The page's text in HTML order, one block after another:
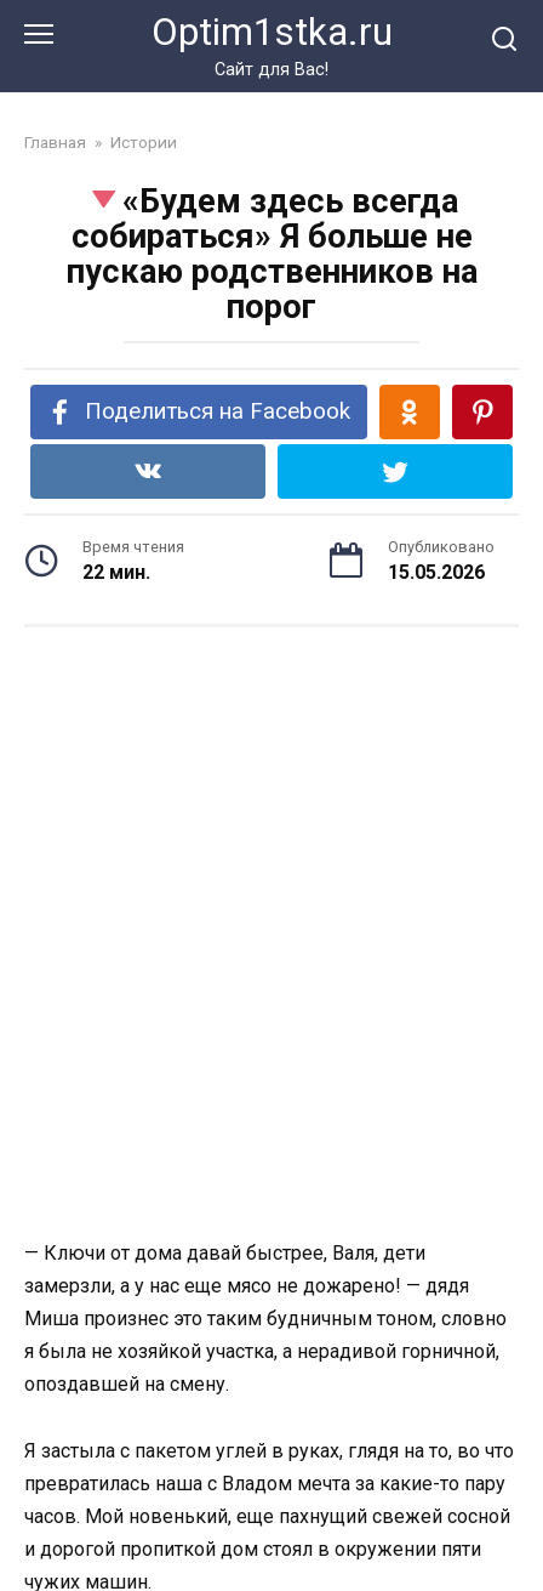
Optim1stka.ru
Сайт для Вас!
Главная » Истории
«Будем здесь всегда
собираться» Я больше не
пускаю родственников на
порог
Поделиться на Facebook
Время чтения
22 мин.
Опубликовано
15.05.2026
— Ключи от дома давай быстрее, Валя, дети
замерзли, а у нас еще мясо не дожарено! — дядя
Миша произнес это таким будничным тоном, словно
я была не хозяйкой участка, а нерадивой горничной,
опоздавшей на смену.
Я застыла с пакетом углей в руках, глядя на то, во что
превратилась наша с Владом мечта за какие-то пару
часов. Мой новенький, еще пахнущий свежей сосной
и дорогой пропиткой дом стоял в окружении пяти
чужих машин.